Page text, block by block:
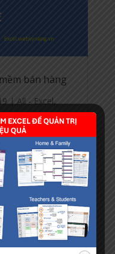
bán hàng
| All - Excel,
hàng online lúc
như: Công ty
tài khoản, bị
hoặc rò rỉ nguồn
kết nối mà
được Rủi...